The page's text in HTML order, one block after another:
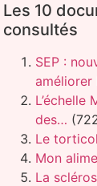
Les 10
consultés
SEP :
améliorer
L’échelle
des…
Le
Mon
La